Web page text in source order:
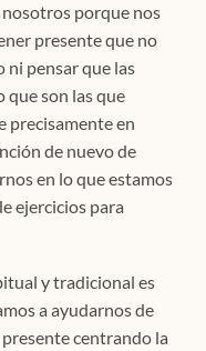
porque nos
presente que no
ni pensar que las
que son las que
precisamente en
de nuevo de
en lo que estamos
ejercicios para
y tradicional es
a ayudarnos de
centrando la